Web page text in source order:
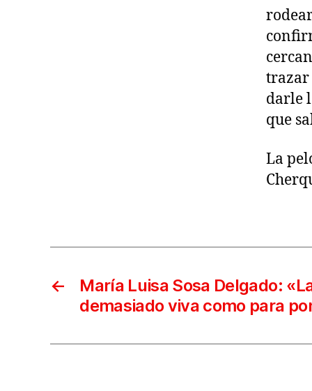
trazar
darle
que
La
←
María Luisa Sosa Delgado:
demasiado viva como para